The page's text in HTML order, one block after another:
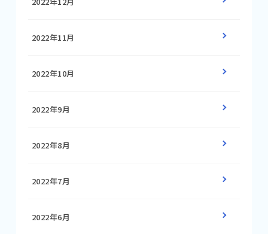
2022年11月
2022年10月
2022年9月
2022年8月
2022年7月
2022年6月